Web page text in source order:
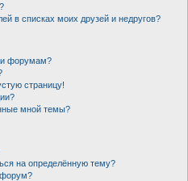
в списках моих друзей и недругов?
форумам?
страницу!
мной темы?
на определённую тему?
форум?